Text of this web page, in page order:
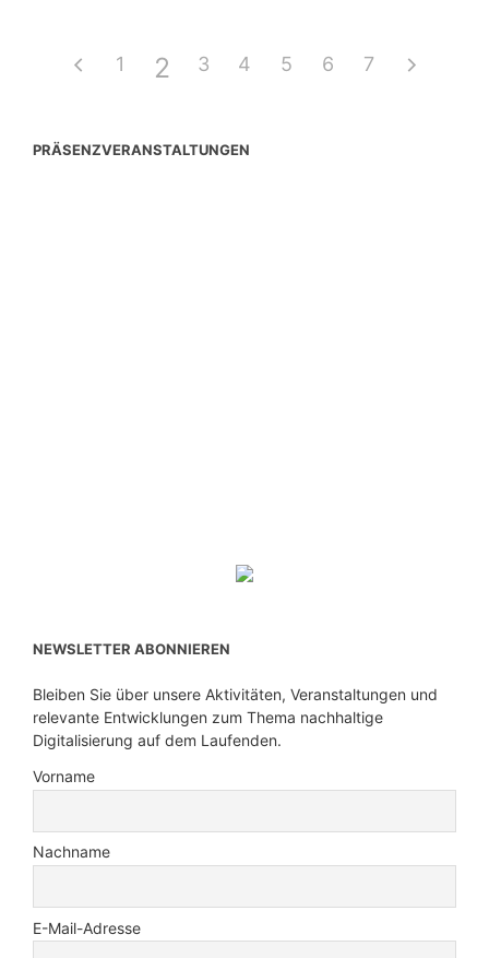
1 2 3 4 5 6 7
PRÄSENZVERANSTALTUNGEN
NEWSLETTER ABONNIEREN
Bleiben Sie über unsere Aktivitäten, Veranstaltungen und
relevante Entwicklungen zum Thema nachhaltige
Digitalisierung auf dem Laufenden.
Vorname
Nachname
E-Mail-Adresse